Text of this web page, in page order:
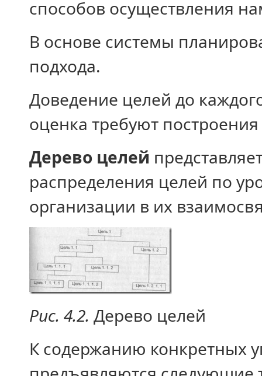
способов осуществления
В основе системы
подхода.
Доведение целей до
оценка требуют
Дерево целей
распределения целей по
организации в их
Рис. 4.2. Дерево целей
К содержанию конкретных